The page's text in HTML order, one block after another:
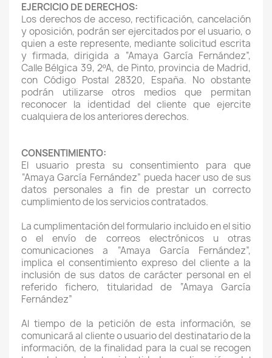
EJERCICIO DE DERECHOS:
Los derechos de acceso, rectificación, cancelación
y oposición, podrán ser ejercitados por el usuario, o
quien a este represente, mediante solicitud escrita
y firmada, dirigida a “Amaya García Fernández”,
Calle Bélgica 39, 2ºA, de Pinto, provincia de Madrid,
con Código Postal 28320, España. No obstante
podrán utilizarse otros medios que permitan
reconocer la identidad del cliente que ejercite
cualquiera de los anteriores derechos.
CONSENTIMIENTO:
El usuario presta su consentimiento para que
“Amaya García Fernández” pueda hacer uso de sus
datos personales a fin de prestar un correcto
cumplimiento de los servicios contratados.
La cumplimentación del formulario incluido en el sitio
o el envío de correos electrónicos u otras
comunicaciones a “Amaya García Fernández”,
implica el consentimiento expreso del cliente a la
inclusión de sus datos de carácter personal en el
referido fichero, titularidad de “Amaya García
Fernández”
Al tiempo de la petición de esta información, se
comunicará al cliente o usuario del destinatario de la
información, de la finalidad para la cual se recogen